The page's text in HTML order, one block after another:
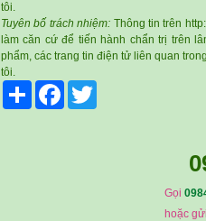
tôi.
Tuyên bố trách nhiệm: Thông tin trên
làm căn cứ để tiến hành chẩn trị trên
phẩm, các trang tin điện tử liên quan
tôi.
Share
Facebook
Gọi
hoặc